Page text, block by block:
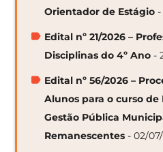
Orientador de Estágio
Edital nº 21/2026 –
Disciplinas do 4º Ano -
Edital nº 56/2026 –
Alunos para o curso de
Gestão Pública
Remanescentes - 02/